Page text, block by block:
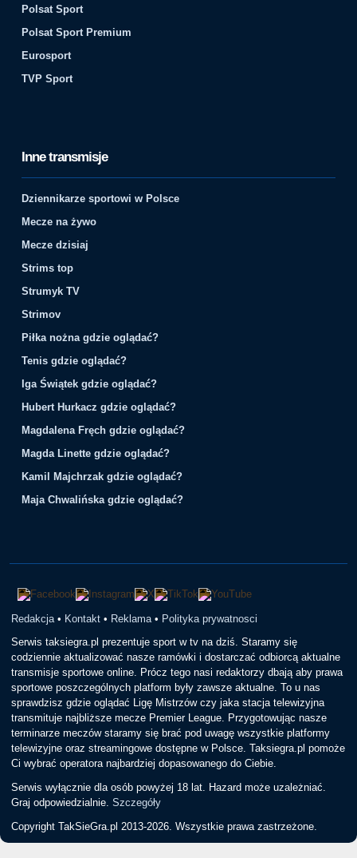
Polsat Sport
Polsat Sport Premium
Eurosport
TVP Sport
Inne transmisje
Dziennikarze sportowi w Polsce
Mecze na żywo
Mecze dzisiaj
Strims top
Strumyk TV
Strimov
Piłka nożna gdzie oglądać?
Tenis gdzie oglądać?
Iga Świątek gdzie oglądać?
Hubert Hurkacz gdzie oglądać?
Magdalena Fręch gdzie oglądać?
Magda Linette gdzie oglądać?
Kamil Majchrzak gdzie oglądać?
Maja Chwalińska gdzie oglądać?
Redakcja • Kontakt • Reklama • Polityka prywatnosci
Serwis taksiegra.pl prezentuje sport w tv na dziś. Staramy się
codziennie aktualizować nasze ramówki i dostarczać odbiorcą aktualne
transmisje sportowe online. Prócz tego nasi redaktorzy dbają aby prawa
sportowe poszczególnych platform były zawsze aktualne. To u nas
sprawdzisz gdzie oglądać Ligę Mistrzów czy jaka stacja telewizyjna
transmituje najbliższe mecze Premier League. Przygotowując nasze
terminarze meczów staramy się brać pod uwagę wszystkie platformy
telewizyjne oraz streamingowe dostępne w Polsce. Taksiegra.pl pomoże
Ci wybrać operatora najbardziej dopasowanego do Ciebie.
Serwis wyłącznie dla osób powyżej 18 lat. Hazard może uzależniać.
Graj odpowiedzialnie.Szczegóły
Copyright TakSieGra.pl 2013-2026. Wszystkie prawa zastrzeżone.